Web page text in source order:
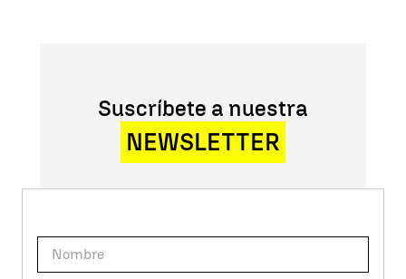
Suscríbete a nuestra
NEWSLETTER